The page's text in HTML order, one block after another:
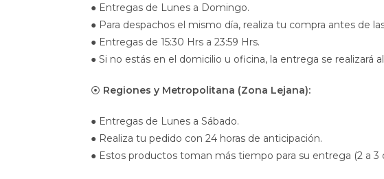
● Entregas de Lunes a Domingo.
● Para despachos el mismo día, realiza tu compra antes de
● Entregas de 15:30 Hrs a 23:59 Hrs.
● Si no estás en el domicilio u oficina, la entrega se realizará
⦿ Regiones y Metropolitana (Zona Lejana):
● Entregas de Lunes a Sábado.
● Realiza tu pedido con 24 horas de anticipación.
● Estos productos toman más tiempo para su entrega (2 a